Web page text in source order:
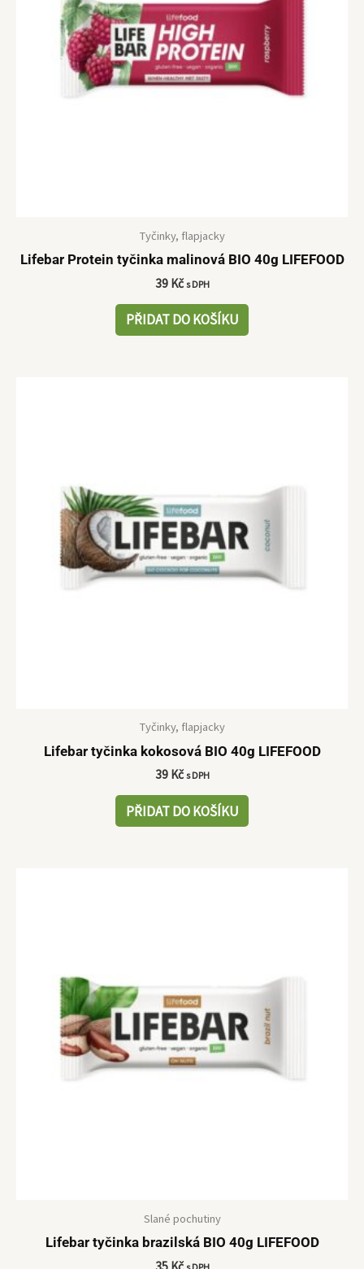
Tyčinky, flapjacky
Lifebar Protein tyčinka malinová BIO 40g LIFEFOOD
39 Kč s DPH
PŘIDAT DO KOŠÍKU
Tyčinky, flapjacky
Lifebar tyčinka kokosová BIO 40g LIFEFOOD
39 Kč s DPH
PŘIDAT DO KOŠÍKU
Slané pochutiny
Lifebar tyčinka brazilská BIO 40g LIFEFOOD
35 Kč